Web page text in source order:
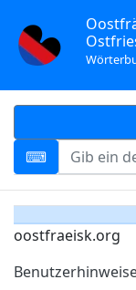
oostfraeisk.org